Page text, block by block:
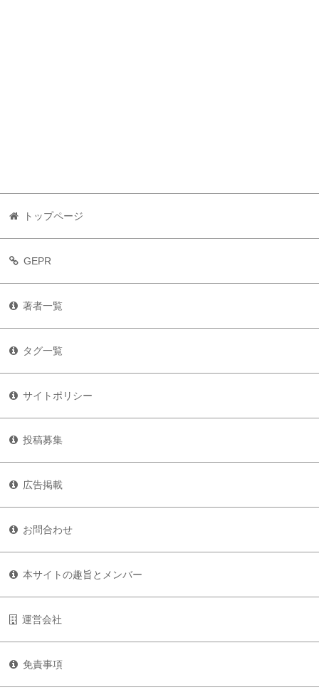
トップページ
GEPR
著者一覧
タグ一覧
サイトポリシー
投稿募集
広告掲載
お問合わせ
本サイトの趣旨とメンバー
運営会社
免責事項